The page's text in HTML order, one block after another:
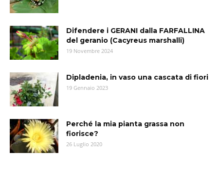
Difendere i GERANI dalla FARFALLINA
del geranio (Cacyreus marshalli)
19 Novembre 2024
Dipladenia, in vaso una cascata di fiori
19 Gennaio 2023
Perché la mia pianta grassa non
fiorisce?
26 Luglio 2020